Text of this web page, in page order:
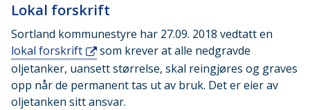
Lokal forskrift
Sortland kommunestyre har 27.09. 2018 vedtatt en
lokal forskrift
som krever at alle nedgravde
oljetanker, uansett størrelse, skal reingjøres og graves
opp når de permanent tas ut av bruk. Det er eier av
oljetanken sitt ansvar.